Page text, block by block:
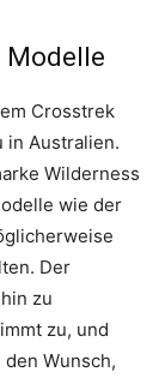
Modelle
Crosstrek
in Australien.
Wilderness
wie der
Der
zu
zu, und
Wunsch,